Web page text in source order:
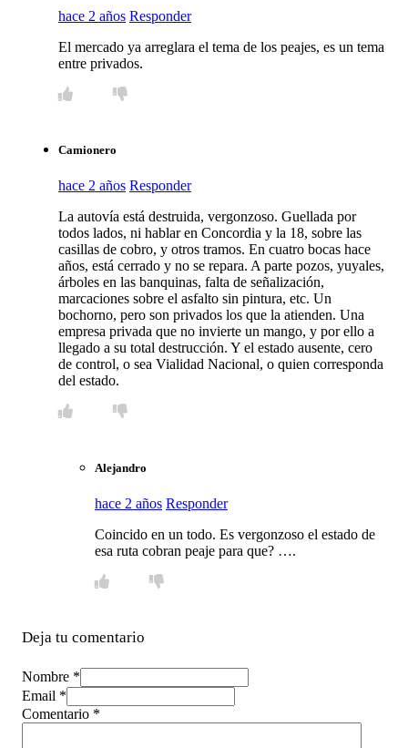
hace 2 años Responder
El mercado ya arreglara el tema de los peajes, es un tema
entre privados.
Camionero
hace 2 años Responder
La autovía está destruida, vergonzoso. Guellada por
todos lados, ni hablar en Concordia y la 18, sobre las
casillas de cobro, y otros tramos. En cuatro bocas hace
años, está cerrado y no se repara. A parte pozos, yuyales,
árboles en las banquinas, falta de señalización,
marcaciones sobre el asfalto sin pintura, etc. Un
bochorno, pero son privados los que la atienden. Una
empresa privada que no invierte un mango, y por ello a
llegado a su total destrucción. Y el estado ausente, cero
de control, o sea Vialidad Nacional, o quien corresponda
del estado.
Alejandro
hace 2 años Responder
Coincido en un todo. Es vergonzoso el estado de
esa ruta cobran peaje para que? ….
Deja tu comentario
Nombre *
Email *
Comentario *